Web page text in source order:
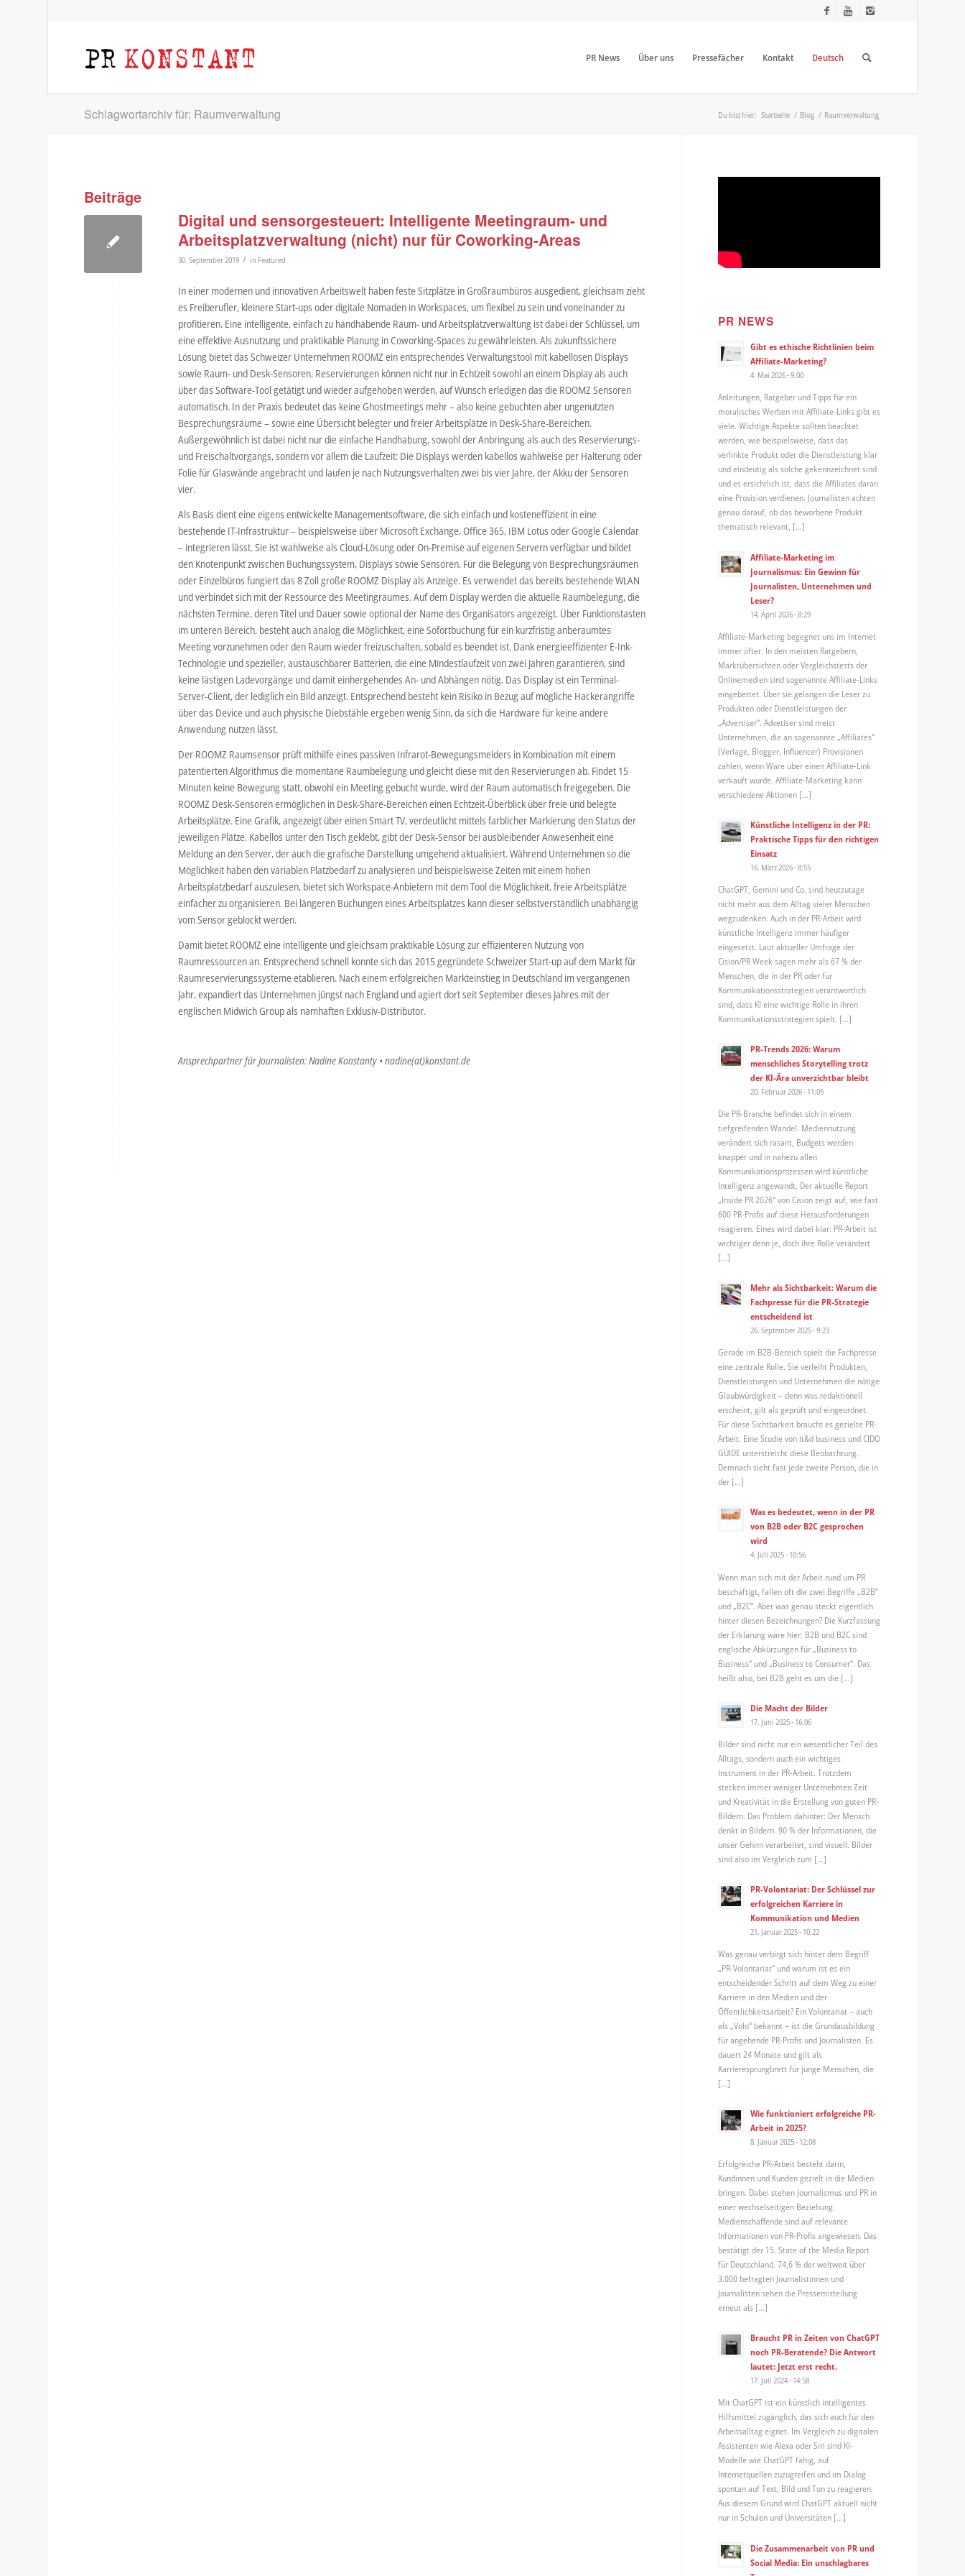
PR News Über uns Pressefächer Kontakt Deutsch
Schlagwortarchiv für: Raumverwaltung Du bist hier: Startseite / Blog / Raumverwaltung
Beiträge
Digital und sensorgesteuert: Intelligente Meetingraum- und
Arbeitsplatzverwaltung (nicht) nur für Coworking-Areas
30. September 2019 / in Featured
In einer modernen und innovativen Arbeitswelt haben feste Sitzplätze in Großraumbüros ausgedient, gleichsam zieht
es Freiberufler, kleinere Start-ups oder digitale Nomaden in Workspaces, um flexibel zu sein und voneinander zu
profitieren. Eine intelligente, einfach zu handhabende Raum- und Arbeitsplatzverwaltung ist dabei der Schlüssel, um
eine effektive Ausnutzung und praktikable Planung in Coworking-Spaces zu gewährleisten. Als zukunftssichere
Lösung bietet das Schweizer Unternehmen ROOMZ ein entsprechendes Verwaltungstool mit kabellosen Displays
sowie Raum- und Desk-Sensoren. Reservierungen können nicht nur in Echtzeit sowohl an einem Display als auch
über das Software-Tool getätigt und wieder aufgehoben werden, auf Wunsch erledigen das die ROOMZ Sensoren
automatisch. In der Praxis bedeutet das keine Ghostmeetings mehr – also keine gebuchten aber ungenutzten
Besprechungsräume – sowie eine Übersicht belegter und freier Arbeitsplätze in Desk-Share-Bereichen.
Außergewöhnlich ist dabei nicht nur die einfache Handhabung, sowohl der Anbringung als auch des Reservierungs-
und Freischaltvorgangs, sondern vor allem die Laufzeit: Die Displays werden kabellos wahlweise per Halterung oder
Folie für Glaswände angebracht und laufen je nach Nutzungsverhalten zwei bis vier Jahre, der Akku der Sensoren
vier.
Als Basis dient eine eigens entwickelte Managementsoftware, die sich einfach und kosteneffizient in eine
bestehende IT-Infrastruktur – beispielsweise über Microsoft Exchange, Office 365, IBM Lotus oder Google Calendar
– integrieren lässt. Sie ist wahlweise als Cloud-Lösung oder On-Premise auf eigenen Servern verfügbar und bildet
den Knotenpunkt zwischen Buchungssystem, Displays sowie Sensoren. Für die Belegung von Besprechungsräumen
oder Einzelbüros fungiert das 8 Zoll große ROOMZ Display als Anzeige. Es verwendet das bereits bestehende WLAN
und verbindet sich mit der Ressource des Meetingraumes. Auf dem Display werden die aktuelle Raumbelegung, die
nächsten Termine, deren Titel und Dauer sowie optional der Name des Organisators angezeigt. Über Funktionstasten
im unteren Bereich, besteht auch analog die Möglichkeit, eine Sofortbuchung für ein kurzfristig anberaumtes
Meeting vorzunehmen oder den Raum wieder freizuschalten, sobald es beendet ist. Dank energieeffizienter E-Ink-
Technologie und spezieller, austauschbarer Batterien, die eine Mindestlaufzeit von zwei Jahren garantieren, sind
keine lästigen Ladevorgänge und damit einhergehendes An- und Abhängen nötig. Das Display ist ein Terminal-
Server-Client, der lediglich ein Bild anzeigt. Entsprechend besteht kein Risiko in Bezug auf mögliche Hackerangriffe
über das Device und auch physische Diebstähle ergeben wenig Sinn, da sich die Hardware für keine andere
Anwendung nutzen lässt.
Der ROOMZ Raumsensor prüft mithilfe eines passiven Infrarot-Bewegungsmelders in Kombination mit einem
patentierten Algorithmus die momentane Raumbelegung und gleicht diese mit den Reservierungen ab. Findet 15
Minuten keine Bewegung statt, obwohl ein Meeting gebucht wurde, wird der Raum automatisch freigegeben. Die
ROOMZ Desk-Sensoren ermöglichen in Desk-Share-Bereichen einen Echtzeit-Überblick über freie und belegte
Arbeitsplätze. Eine Grafik, angezeigt über einen Smart TV, verdeutlicht mittels farblicher Markierung den Status der
jeweiligen Plätze. Kabellos unter den Tisch geklebt, gibt der Desk-Sensor bei ausbleibender Anwesenheit eine
Meldung an den Server, der auch die grafische Darstellung umgehend aktualisiert. Während Unternehmen so die
Möglichkeit haben den variablen Platzbedarf zu analysieren und beispielsweise Zeiten mit einem hohen
Arbeitsplatzbedarf auszulesen, bietet sich Workspace-Anbietern mit dem Tool die Möglichkeit, freie Arbeitsplätze
einfacher zu organisieren. Bei längeren Buchungen eines Arbeitsplatzes kann dieser selbstverständlich unabhängig
vom Sensor geblockt werden.
Damit bietet ROOMZ eine intelligente und gleichsam praktikable Lösung zur effizienteren Nutzung von
Raumressourcen an. Entsprechend schnell konnte sich das 2015 gegründete Schweizer Start-up auf dem Markt für
Raumreservierungssysteme etablieren. Nach einem erfolgreichen Markteinstieg in Deutschland im vergangenen
Jahr, expandiert das Unternehmen jüngst nach England und agiert dort seit September dieses Jahres mit der
englischen Midwich Group als namhaften Exklusiv-Distributor.
Ansprechpartner für Journalisten: Nadine Konstanty • nadine(at)konstant.de
PR NEWS
Gibt es ethische Richtlinien beim
Affiliate-Marketing?
4. Mai 2026 - 9:00
Anleitungen, Ratgeber und Tipps für ein
moralisches Werben mit Affiliate-Links gibt es
viele. Wichtige Aspekte sollten beachtet
werden, wie beispielsweise, dass das
verlinkte Produkt oder die Dienstleistung klar
und eindeutig als solche gekennzeichnet sind
und es ersichtlich ist, dass die Affiliates daran
eine Provision verdienen. Journalisten achten
genau darauf, ob das beworbene Produkt
thematisch relevant, […]
Affiliate-Marketing im
Journalismus: Ein Gewinn für
Journalisten, Unternehmen und
Leser?
14. April 2026 - 8:29
Affiliate-Marketing begegnet uns im Internet
immer öfter. In den meisten Ratgebern,
Marktübersichten oder Vergleichstests der
Onlinemedien sind sogenannte Affiliate-Links
eingebettet. Über sie gelangen die Leser zu
Produkten oder Dienstleistungen der
„Advertiser“. Advetiser sind meist
Unternehmen, die an sogenannte „Affiliates“
(Verlage, Blogger, Influencer) Provisionen
zahlen, wenn Ware über einen Affiliate-Link
verkauft wurde. Affiliate-Marketing kann
verschiedene Aktionen […]
Künstliche Intelligenz in der PR:
Praktische Tipps für den richtigen
Einsatz
16. März 2026 - 8:55
ChatGPT, Gemini und Co. sind heutzutage
nicht mehr aus dem Alltag vieler Menschen
wegzudenken. Auch in der PR-Arbeit wird
künstliche Intelligenz immer häufiger
eingesetzt. Laut aktueller Umfrage der
Cision/PR Week sagen mehr als 67 % der
Menschen, die in der PR oder für
Kommunikationsstrategien verantwortlich
sind, dass KI eine wichtige Rolle in ihren
Kommunikationsstrategien spielt. […]
PR-Trends 2026: Warum
menschliches Storytelling trotz
der KI-Ära unverzichtbar bleibt
20. Februar 2026 - 11:05
Die PR-Branche befindet sich in einem
tiefgreifenden Wandel. Mediennutzung
verändert sich rasant, Budgets werden
knapper und in nahezu allen
Kommunikationsprozessen wird künstliche
Intelligenz angewandt. Der aktuelle Report
„Inside PR 2026“ von Cision zeigt auf, wie fast
600 PR-Profis auf diese Herausforderungen
reagieren. Eines wird dabei klar: PR-Arbeit ist
wichtiger denn je, doch ihre Rolle verändert
[…]
Mehr als Sichtbarkeit: Warum die
Fachpresse für die PR-Strategie
entscheidend ist
26. September 2025 - 9:23
Gerade im B2B-Bereich spielt die Fachpresse
eine zentrale Rolle. Sie verleiht Produkten,
Dienstleistungen und Unternehmen die nötige
Glaubwürdigkeit – denn was redaktionell
erscheint, gilt als geprüft und eingeordnet.
Für diese Sichtbarkeit braucht es gezielte PR-
Arbeit. Eine Studie von it&d business und CIDO
GUIDE unterstreicht diese Beobachtung.
Demnach sieht fast jede zweite Person, die in
der […]
Was es bedeutet, wenn in der PR
von B2B oder B2C gesprochen
wird
4. Juli 2025 - 10:56
Wenn man sich mit der Arbeit rund um PR
beschäftigt, fallen oft die zwei Begriffe „B2B“
und „B2C“. Aber was genau steckt eigentlich
hinter diesen Bezeichnungen? Die Kurzfassung
der Erklärung wäre hier: B2B und B2C sind
englische Abkürzungen für „Business to
Business“ und „Business to Consumer“. Das
heißt also, bei B2B geht es um die […]
Die Macht der Bilder
17. Juni 2025 - 16:06
Bilder sind nicht nur ein wesentlicher Teil des
Alltags, sondern auch ein wichtiges
Instrument in der PR-Arbeit. Trotzdem
stecken immer weniger Unternehmen Zeit
und Kreativität in die Erstellung von guten PR-
Bildern. Das Problem dahinter: Der Mensch
denkt in Bildern. 90 % der Informationen, die
unser Gehirn verarbeitet, sind visuell. Bilder
sind also im Vergleich zum […]
PR-Volontariat: Der Schlüssel zur
erfolgreichen Karriere in
Kommunikation und Medien
21. Januar 2025 - 10:22
Was genau verbirgt sich hinter dem Begriff
„PR-Volontariat“ und warum ist es ein
entscheidender Schritt auf dem Weg zu einer
Karriere in den Medien und der
Öffentlichkeitsarbeit? Ein Volontariat – auch
als „Volo“ bekannt – ist die Grundausbildung
für angehende PR-Profis und Journalisten. Es
dauert 24 Monate und gilt als
Karrieresprungbrett für junge Menschen, die
[…]
Wie funktioniert erfolgreiche PR-
Arbeit in 2025?
8. Januar 2025 - 12:08
Erfolgreiche PR-Arbeit besteht darin,
Kundinnen und Kunden gezielt in die Medien
bringen. Dabei stehen Journalismus und PR in
einer wechselseitigen Beziehung:
Medienschaffende sind auf relevante
Informationen von PR-Profis angewiesen. Das
bestätigt der 15. State of the Media Report
für Deutschland. 74,6 % der weltweit über
3.000 befragten Journalistinnen und
Journalisten sehen die Pressemitteilung
erneut als […]
Braucht PR in Zeiten von ChatGPT
noch PR-Beratende? Die Antwort
lautet: Jetzt erst recht.
17. Juli 2024 - 14:58
Mit ChatGPT ist ein künstlich intelligentes
Hilfsmittel zugänglich, das sich auch für den
Arbeitsalltag eignet. Im Vergleich zu digitalen
Assistenten wie Alexa oder Siri sind KI-
Modelle wie ChatGPT fähig, auf
Internetquellen zuzugreifen und im Dialog
spontan auf Text, Bild und Ton zu reagieren.
Aus diesem Grund wird ChatGPT aktuell nicht
nur in Schulen und Universitäten […]
Die Zusammenarbeit von PR und
Social Media: Ein unschlagbares